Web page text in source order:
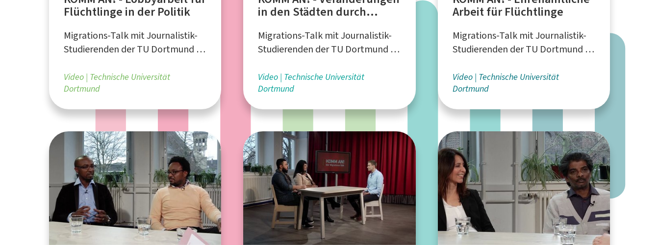
Flüchtlinge in der Politik
Migrations-Talk mit Journalistik-
Studierenden der TU Dortmund in
Bundesverband NeMO e.V. und der
FH Dortmund
Video Technische Universität
Dortmund
in den Städten durch
Migrations-Talk mit Journalistik-
Studierenden der TU Dortmund in
Bundesverband NeMO e.V. und der
FH Dortmund
Video Technische Universität
Dortmund
Arbeit für Flüchtlinge
Migrations-Talk mit Journalistik-
Studierenden der TU Dortmund in
Bundesverband NeMO e.V. und der
FH Dortmund
Video Technische Universität
Dortmund